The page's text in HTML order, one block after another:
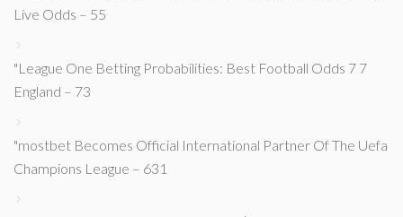
Live Odds – 55
"League One Betting Probabilities: Best Football Odds 7 7
England – 73
"mostbet Becomes Official International Partner Of The Uefa
Champions League – 631